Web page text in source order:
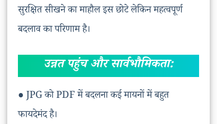
सुरक्षित सीखने का माहौल इस छोटे लेकिन महत्वपूर्ण
बदलाव का परिणाम है।
उन्नत पहुंच और सार्वभौमिकता:
● JPG को PDF में बदलना कई मायनों में बहुत
फायदेमंद है।